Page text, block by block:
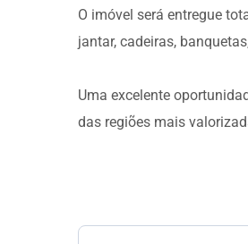
O imóvel será entregue
jantar, cadeiras,
Uma excelente
das regiões mais